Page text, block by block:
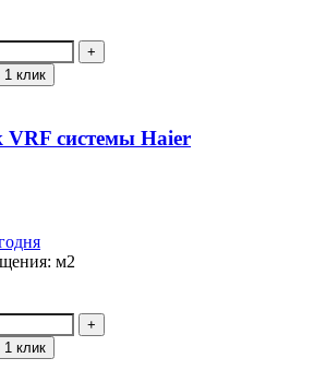
1 клик
системы Haier
м2
1 клик